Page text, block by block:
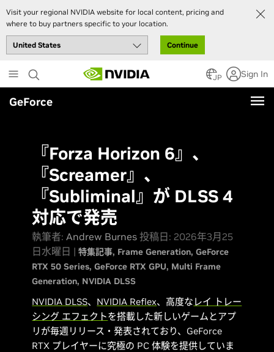
Visit your regional NVIDIA website for local content, pricing and
where to buy partners specific to your location.
Continue
to
main
content
JP Sign In
GeForce
『Forza Horizon 6』、
『Screamer』、
『Subliminal』が DLSS 4
対応で発売
執筆者:Andrew Burnes 投稿日: 2026年3月25
日水曜日 |特集記事 Frame Generation GeForce
RTX 50 Series GeForce RTX GPU Multi Frame
Generation NVIDIA DLSS
NVIDIA DLSS、 NVIDIA Reflex、高度な レイ トレー
シング エフェクトを搭載した新しいゲームとアプ
リが毎週リリース・発表されており、GeForce
RTX プレイヤーに究極の PC 体験を提供していま